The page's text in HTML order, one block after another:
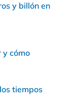
y billón en
y cómo
tiempos